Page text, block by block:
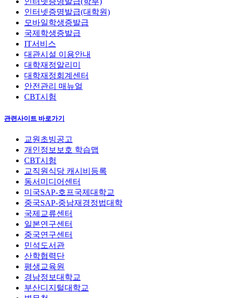
인터넷증명발급(대학원)
모바일학생증발급
국제학생증발급
IT서비스
대관시설 이용안내
대학재정알리미
대학재정회계센터
안전관리 매뉴얼
CBT시험
관련사이트 바로가기
교원초빙공고
개인정보보호 학습맵
CBT시험
교직원식당 캐시비등록
동서미디어센터
미국SAP-호프국제대학교
중국SAP-중남재경정법대학
국제교류센터
일본연구센터
중국연구센터
민석도서관
산학협력단
평생교육원
경남정보대학교
부산디지털대학교